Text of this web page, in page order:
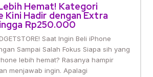
Hemat! Kategori
Kini Hadir dengan Extra
Rp250.000
Saat Ingin Beli iPhone
Sampai Salah Fokus Siapa sih yang
lebih hemat? Rasanya hampir
menjawab ingin. Apalagi